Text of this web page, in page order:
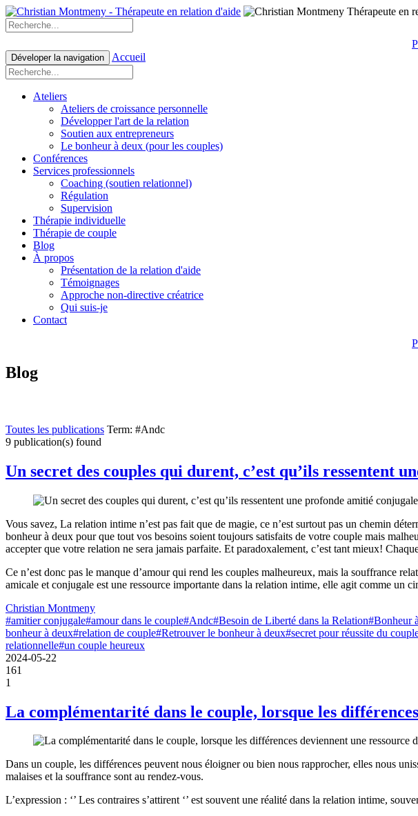
Déveloper la navigation Accueil
Ateliers
Ateliers de croissance personnelle
Développer l'art de la relation
Soutien aux entrepreneurs
Le bonheur à deux (pour les couples)
Conférences
Services professionnels
Coaching (soutien relationnel)
Régulation
Supervision
Thérapie individuelle
Thérapie de couple
Blog
À propos
Présentation de la relation d'aide
Témoignages
Approche non-directive créatrice
Qui suis-je
Contact
Blog
Toutes les publications Term: #Andc
9 publication(s) found
Un secret des couples qui durent, c’est qu’ils ressentent
Vous savez, La relation intime n’est pas fait que de magie, ce n’est surtout pas un chemin
bonheur à deux pour que tout vos besoins soient toujours satisfaits de votre couple mais
accepter que votre relation ne sera jamais parfaite. Et paradoxalement, c’est tant mieux!
Ce n’est donc pas le manque d’amour qui rend les couples malheureux, mais la souffrance
amicale et conjugale est une ressource importante dans la relation intime, elle agit comme un
Christian Montmeny
#amitier conjugale#amour dans le couple#Andc#Besoin de Liberté dans la Relation#Bonheur
bonheur à deux#relation de couple#Retrouver le bonheur à deux#secret pour réussite du
relationnelle#un couple heureux
2024-05-22
161
1
La complémentarité dans le couple, lorsque les
Dans un couple, les différences peuvent nous éloigner ou bien nous rapprocher, elles nous
malaises et la souffrance sont au rendez-vous.
L’expression : ‘’ Les contraires s’attirent ‘’ est souvent une réalité dans la relation intime,